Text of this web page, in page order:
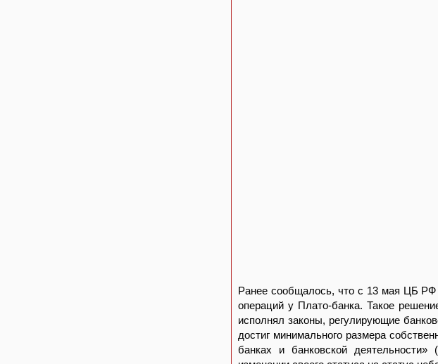
Ранее сообщалось, что с 13 мая ЦБ РФ
операций у Плато-банка. Такое
исполнял законы, регулирующие
достиг минимального размера
банках и банковской